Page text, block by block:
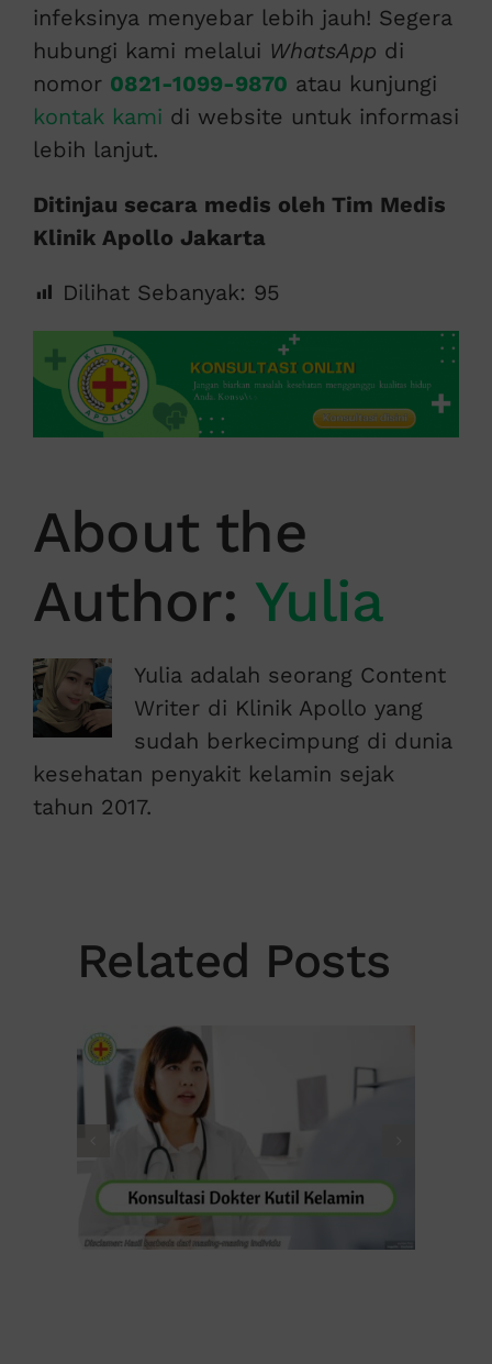
infeksinya menyebar lebih jauh! Segera
hubungi kami melalui WhatsApp di
nomor 0821-1099-9870 atau kunjungi
kontak kami di website untuk informasi
lebih lanjut.
Ditinjau secara medis oleh Tim Medis
Klinik Apollo Jakarta
Dilihat Sebanyak: 95
About the
Author: Yulia
Yulia adalah seorang Content
Writer di Klinik Apollo yang
sudah berkecimpung di dunia
kesehatan penyakit kelamin sejak
tahun 2017.
Related Posts